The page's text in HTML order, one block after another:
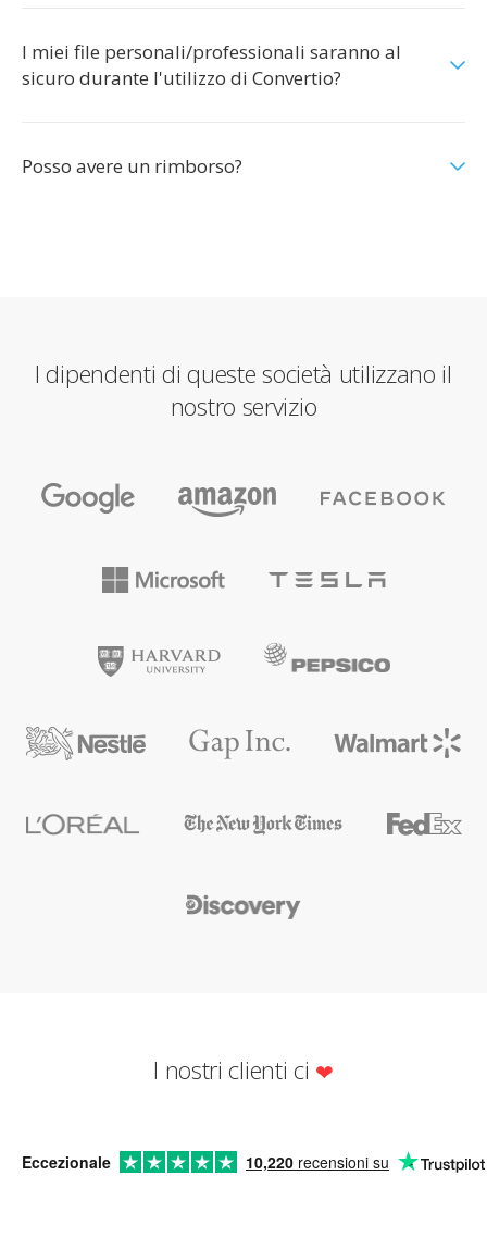
I miei file personali/professionali saranno al
sicuro durante l'utilizzo di Convertio?
Posso avere un rimborso?
I dipendenti di queste società utilizzano il
nostro servizio
I nostri clienti ci
Eccezionale 10,220 recensioni su